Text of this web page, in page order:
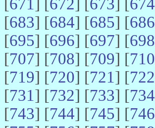
[671] [672] [673] [674
[683] [684] [685] [686
[695] [696] [697] [698
[707] [708] [709] [710
[719] [720] [721] [722
[731] [732] [733] [734
[743] [744] [745] [746